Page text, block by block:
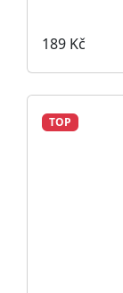
189 Kč
TOP